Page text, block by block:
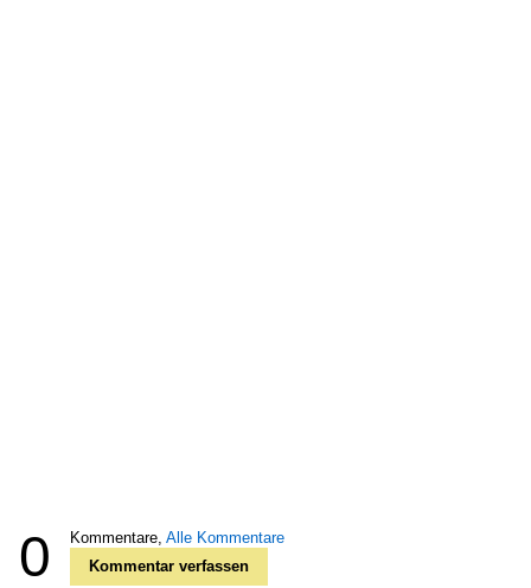
0 Kommentare, Alle Kommentare
Kommentar verfassen